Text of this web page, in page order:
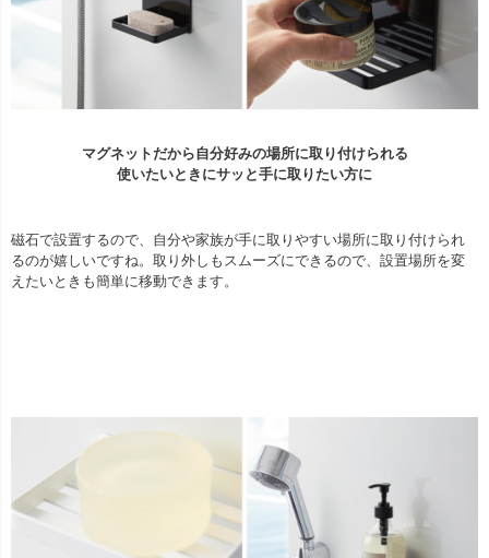
マグネットだから自分好みの場所に取り付けられる
使いたいときにサッと手に取りたい方に
磁石で設置するので、自分や家族が手に取りやすい場所に取り付けられ
るのが嬉しいですね。取り外しもスムーズにできるので、設置場所を変
えたいときも簡単に移動できます。